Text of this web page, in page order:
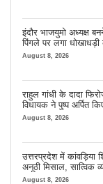
इंदौर भाजयुमो अध्यक्ष
पिंगले पर लगा
लेने के बाद भी नहीं दिया
August 8, 2026
राहुल गांधी के दादा
विधायक ने पुष्प अर्पित
August 8, 2026
उत्तरप्रदेश में कांवड़िया
अनूठी मिसाल, सात्विक
इंतजाम
August 8, 2026